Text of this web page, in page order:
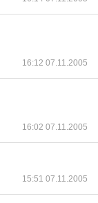
16:12 07.11.2005
16:02 07.11.2005
15:51 07.11.2005